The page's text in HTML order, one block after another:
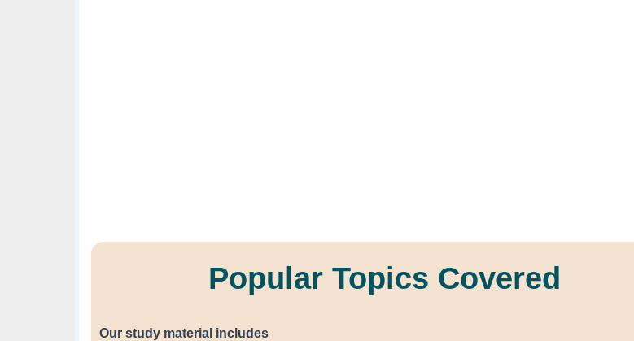
Popular Topics Covered
Our study material includes